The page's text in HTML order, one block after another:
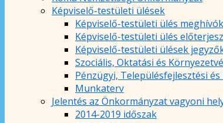
Képviselő-testületi ülések
Képviselő-testületi ülés meghívók
Képviselő-testületi ülés
Képviselő-testületi ülések
Szociális, Oktatási és
Pénzügyi, Településfejlesztési
Munkaterv
Jelentés az Önkormányzat vagyoni
2014-2019 időszak